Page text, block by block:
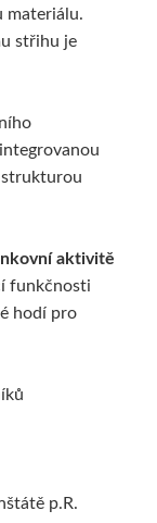
střihu je
aktivitě
funkčnosti
hodí pro
p.R.